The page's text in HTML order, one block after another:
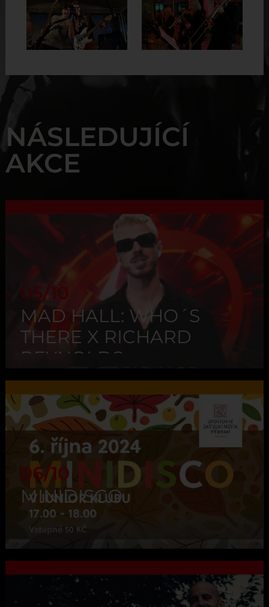
NÁSLEDUJÍCÍ
AKCE
05/10
MAD HALL: WHO´S
THERE X RICHARD
REYNOLDS
06/10
MINIDISCO